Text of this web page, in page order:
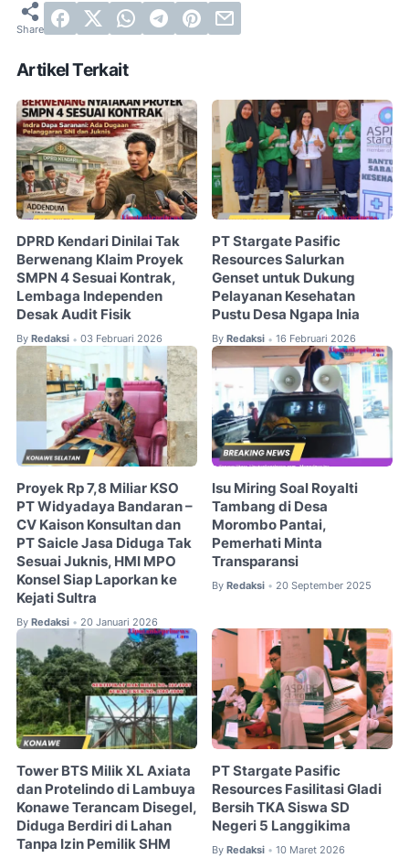
Artikel Terkait
DPRD Kendari Dinilai Tak
Berwenang Klaim Proyek
SMPN 4 Sesuai Kontrak,
Lembaga Independen
Desak Audit Fisik
By Redaksi • 03 Februari 2026
PT Stargate Pasific
Resources Salurkan
Genset untuk Dukung
Pelayanan Kesehatan
Pustu Desa Ngapa Inia
By Redaksi • 16 Februari 2026
Proyek Rp 7,8 Miliar KSO
PT Widyadaya Bandaran –
CV Kaison Konsultan dan
PT Saicle Jasa Diduga Tak
Sesuai Juknis, HMI MPO
Konsel Siap Laporkan ke
Kejati Sultra
By Redaksi • 20 Januari 2026
Isu Miring Soal Royalti
Tambang di Desa
Morombo Pantai,
Pemerhati Minta
Transparansi
By Redaksi • 20 September 2025
Tower BTS Milik XL Axiata
dan Protelindo di Lambuya
Konawe Terancam Disegel,
Diduga Berdiri di Lahan
Tanpa Izin Pemilik SHM
PT Stargate Pasific
Resources Fasilitasi Gladi
Bersih TKA Siswa SD
Negeri 5 Langgikima
By Redaksi • 10 Maret 2026